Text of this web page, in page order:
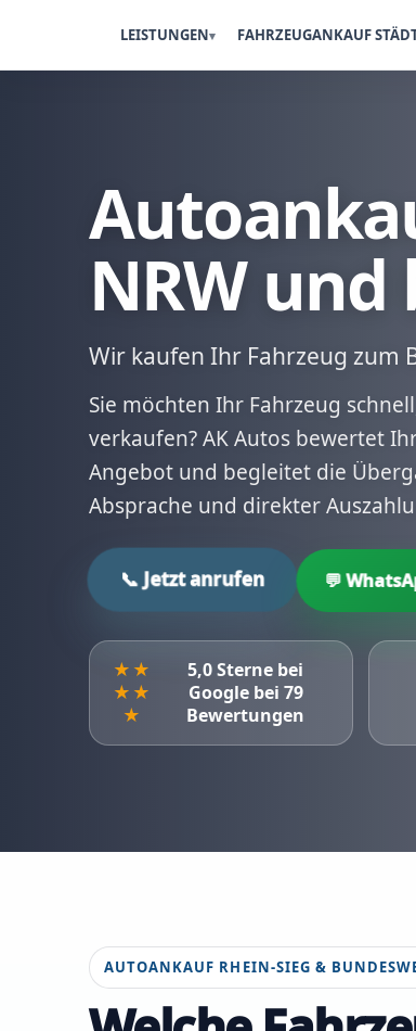
LEISTUNGEN FAHRZEUGANKAUF
NRW
Wir kaufen Ihr Fahrzeug zum
Sie möchten Ihr Fahrzeug
verkaufen? AK Autos bewertet
Angebot und begleitet die
Absprache und direkter
📞 Jetzt anrufen 💬
★★
★★
★
5,0 Sterne bei
Google bei 79
Bewertungen
AUTOANKAUF RHEIN-SIEG &